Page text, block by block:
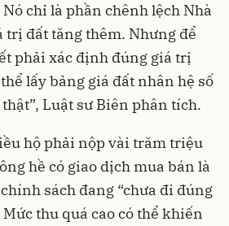
chỉ là phần chênh lệch Nhà
trị đất tăng thêm. Nhưng để
phải xác định đúng giá trị
lấy bảng giá đất nhân hệ số
Luật sư Biên phân tích.
hộ phải nộp vài trăm triệu
hề có giao dịch mua bán là
sách đang “chưa đi đúng
thu quá cao có thể khiến